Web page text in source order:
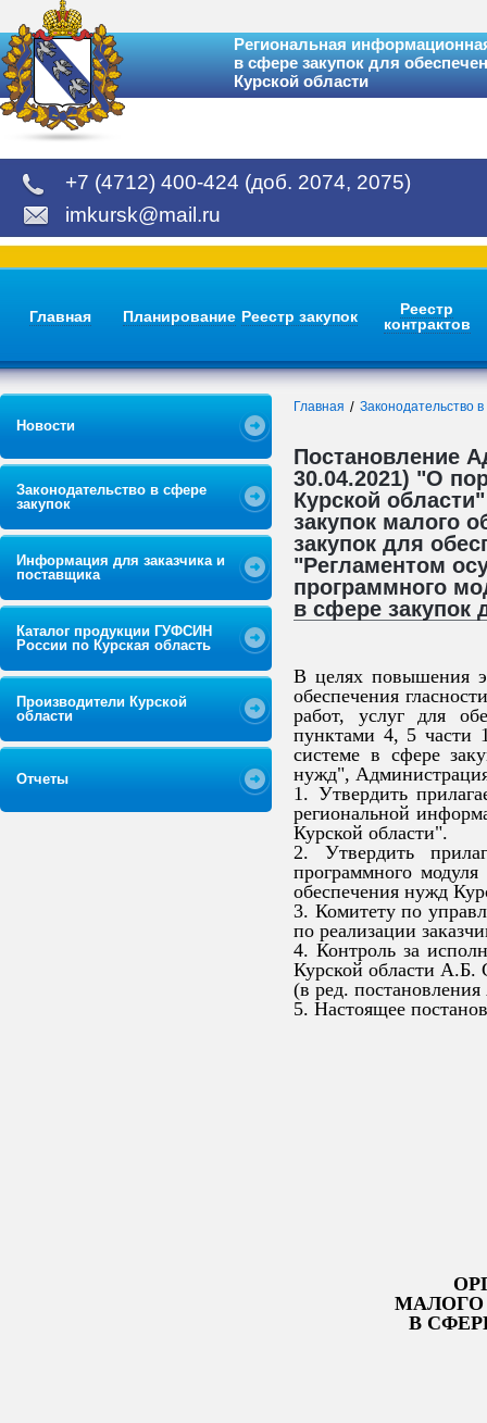
Региональная
в сфере закупок для
Курской области
+7 (4712) 400-424 (доб. 2074, 2075)
imkursk@mail.ru
Главная Планирование Реестр закупок
Реестр
контрактов
Новости
Законодательство в сфере
закупок
Информация для заказчика и
поставщика
Каталог продукции ГУФСИН
России по Курская область
Производители Курской
области
Отчеты
Главная Законодательство
Постановление
30.04.2021) "О
Курской
закупок малого
закупок для
"Регламентом
программного
в сфере закупок
В целях повышения
обеспечения
работ, услуг для
пунктами 4, 5 части
системе в сфере
нужд",
1. Утвердить
региональной
Курской области".
2. Утвердить
программного
обеспечения нужд
3. Комитету по
по реализации
4. Контроль за
Курской области А.Б.
(в ред.
5. Настоящее
МАЛОГО
В